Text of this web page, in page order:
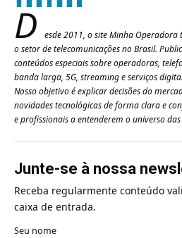
D
esde 2011, o site Minha
o setor de telecomunicações no Brasil.
conteúdos especiais sobre operadoras,
banda larga, 5G, streaming e serviços
Nosso objetivo é explicar decisões do
novidades tecnológicas de forma clara e
e profissionais a entenderem o universo
Junte-se à nossa
Receba regularmente conteúdo
caixa de entrada.
Seu nome